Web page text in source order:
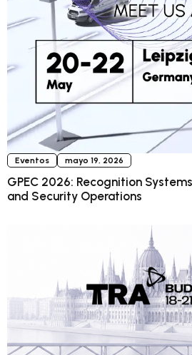
Eventos mayo 19, 2026
GPEC 2026: Recognition
and Security Operations